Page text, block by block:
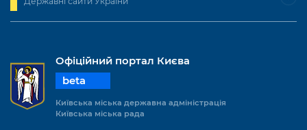
Офіційний портал Києва
beta
Київська міська державна адміністрація
Київська міська рада